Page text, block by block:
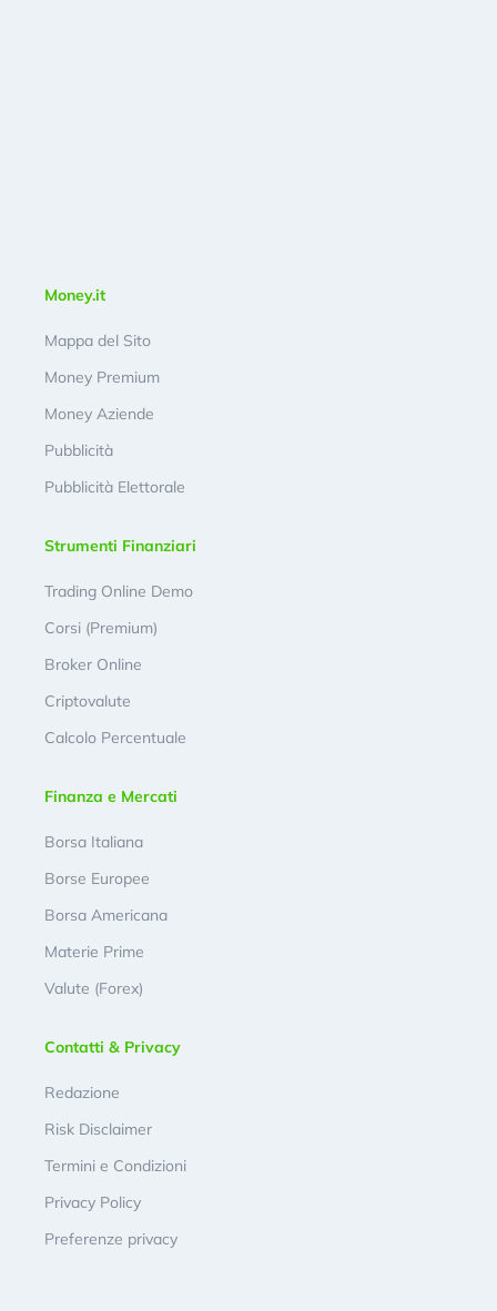
Money.it
Mappa del Sito
Money Premium
Money Aziende
Pubblicità
Pubblicità Elettorale
Strumenti Finanziari
Trading Online Demo
Corsi (Premium)
Broker Online
Criptovalute
Calcolo Percentuale
Finanza e Mercati
Borsa Italiana
Borse Europee
Borsa Americana
Materie Prime
Valute (Forex)
Contatti & Privacy
Redazione
Risk Disclaimer
Termini e Condizioni
Privacy Policy
Preferenze privacy